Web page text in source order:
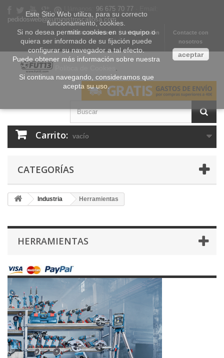
96 675 70 77
pedidosweb@suministroscallosa.com
Contacte con
nosotros
Iniciar sesión
Mi lista de deseos
Carrito: vacío
CATEGORÍAS
Industria Herramientas
HERRAMIENTAS
Este Sitio Web utiliza, para su correcto
funcionamiento, cookies.
Si no desea permitir cookies en su equipo o
quiera ser informado de su fijación puede
configurar su navegador a tal efecto.
Puede obtener más información sobre nuestra
Si continua navegando, consideramos que
acepta su uso.
aceptar